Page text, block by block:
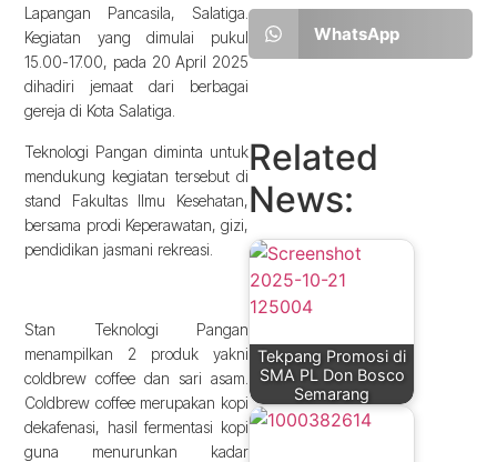
Lapangan Pancasila, Salatiga.
Kegiatan yang dimulai pukul
15.00-17.00, pada 20 April 2025
dihadiri jemaat dari berbagai
gereja di Kota Salatiga.
Teknologi Pangan diminta untuk
mendukung kegiatan tersebut di
stand Fakultas Ilmu Kesehatan,
bersama prodi Keperawatan, gizi,
pendidikan jasmani rekreasi.
Stan Teknologi Pangan
menampilkan 2 produk yakni
coldbrew coffee dan sari asam.
Coldbrew coffee merupakan kopi
dekafenasi, hasil fermentasi kopi
guna menurunkan kadar
WhatsApp
Related
News:
Tekpang Promosi di
SMA PL Don Bosco
Semarang